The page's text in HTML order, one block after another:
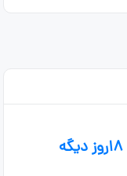
این چه طرز تایم بندیه واقعا الان برا ۱۸روز دیگه